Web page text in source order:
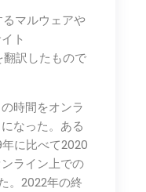
るマルウェアや
ト
訳したもので
時間をオンラ
なった。ある
に比べて2020
ライン上での
。2022年の終